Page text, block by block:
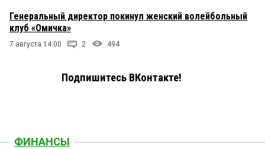
Генеральный директор покинул женский волейбольный
клуб «Омичка»
7 августа 14:00 2 494
Подпишитесь ВКонтакте!
ФИНАНСЫ